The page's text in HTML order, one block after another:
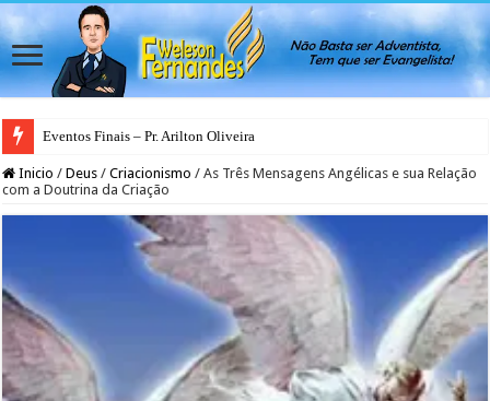
Eventos Finais – Pr. Arilton Oliveira
Inicio / Deus / Criacionismo / As Três Mensagens Angélicas e sua Relação
com a Doutrina da Criação